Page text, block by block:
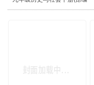
版)